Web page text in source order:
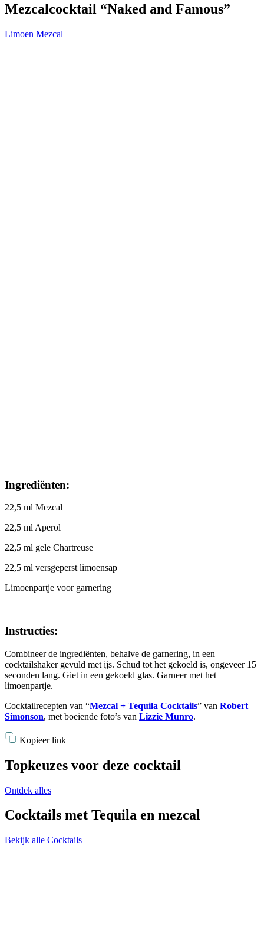
Mezcalcocktail “Naked and Famous”
Limoen Mezcal
Ingrediënten:
22,5 ml Mezcal
22,5 ml Aperol
22,5 ml gele Chartreuse
22,5 ml versgeperst limoensap
Limoenpartje voor garnering
Instructies:
Combineer de ingrediënten, behalve de garnering, in een
cocktailshaker gevuld met ijs. Schud tot het gekoeld is, ongeveer 15
seconden lang. Giet in een gekoeld glas. Garneer met het
limoenpartje.
Cocktailrecepten van “Mezcal + Tequila Cocktails” van Robert
Simonson, met boeiende foto’s van Lizzie Munro.
Kopieer link
Topkeuzes voor deze cocktail
Ontdek alles
Cocktails met Tequila en mezcal
Bekijk alle Cocktails